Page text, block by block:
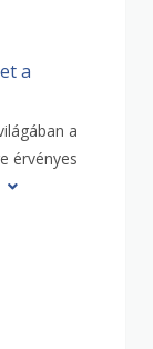
a
a
érvényes